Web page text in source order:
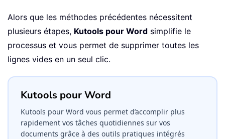
Alors que les méthodes précédentes nécessitent
plusieurs étapes, Kutools pour Word simplifie le
processus et vous permet de supprimer toutes les
lignes vides en un seul clic.
Kutools pour Word
Kutools pour Word vous permet d’accomplir plus
rapidement vos tâches quotidiennes sur vos
documents grâce à des outils pratiques intégrés